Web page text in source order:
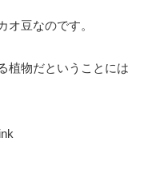
オ豆なのです。
植物だということには